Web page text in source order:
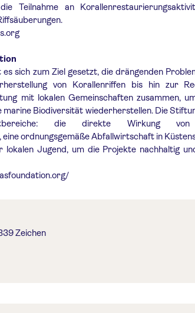
Teilnahme an
es sich zum Ziel gesetzt, die drängenden
von Korallenriffen bis hin zur
mit lokalen Gemeinschaften zusammen,
marine Biodiversität wiederherstellen. Die
die direkte Wirkung von
ordnungsgemäße Abfallwirtschaft in
lokalen Jugend, um die Projekte nachhaltig
Zeichen